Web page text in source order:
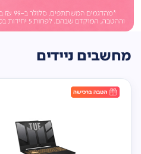
מחשבים ניידים